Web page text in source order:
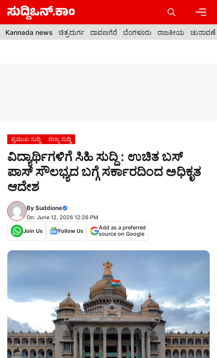
Skip
content
Kannada news ಚಿತ್ರದುರ್ಗ ದಾವಣಗೆರೆ ಬೆಂಗಳೂರು ರಾಜಕೀಯ ಚುನಾವಣೆ
ಪ್ರಮುಖ ಸುದ್ದಿ ರಾಜ್ಯ ಸುದ್ದಿ
ವಿದ್ಯಾರ್ಥಿಗಳಿಗೆ ಸಿಹಿ ಸುದ್ದಿ : ಉಚಿತ ಬಸ್
ಪಾಸ್ ಸೌಲಭ್ಯದ ಬಗ್ಗೆ ಸರ್ಕಾರದಿಂದ ಅಧಿಕೃತ
ಆದೇಶ
By Suddione
On: June 12, 2026 12:26 PM
Join Us
Follow Us
Add as a preferred
source on Google